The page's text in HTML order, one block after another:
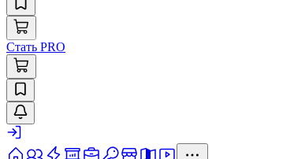
Стать PRO